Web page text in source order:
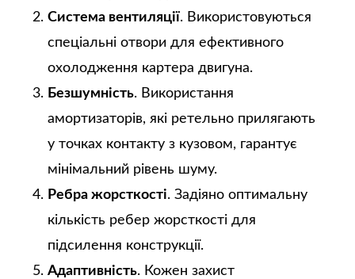
Система вентиляції. Використовуються
спеціальні отвори для ефективного
охолодження картера двигуна.
Безшумність. Використання
амортизаторів, які ретельно прилягають
у точках контакту з кузовом, гарантує
мінімальний рівень шуму.
Ребра жорсткості. Задіяно оптимальну
кількість ребер жорсткості для
підсилення конструкції.
Адаптивність. Кожен захист